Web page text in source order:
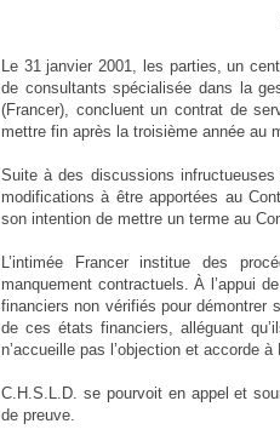
Le 31 janvier 2001, les parties, un
de consultants spécialisée dans la
(Francer), concluent un contrat de
mettre fin après la troisième année au
Suite à des discussions
modifications à être apportées au
son intention de mettre un terme au
L’intimée Francer institue des
manquement contractuels. À l’appui
financiers non vérifiés pour démontrer
de ces états financiers, alléguant
n’accueille pas l’objection et accorde
C.H.S.L.D. se pourvoit en appel et
de preuve.